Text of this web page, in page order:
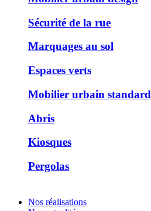
Sécurité de la rue
Marquages au sol
Espaces verts
Mobilier urbain standard
Abris
Kiosques
Pergolas
Nos réalisations